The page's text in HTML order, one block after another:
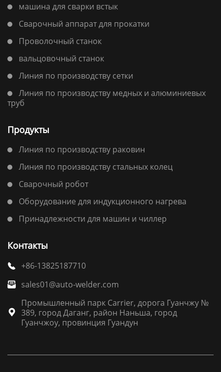
машина для сварки встык
Сварочный аппарат для прокатки
Проволочный станок
вальцовочный станок
Линия по производству сетки
Линия по производству медных и алюминиевых
труб
Продукты
Линия по производству раковин
Линия по производству стальных колец
Сварочный робот
Оборудование для индукционного нагрева
Принадлежности для машин и чиллер
Контакты
 +86-13825187710
 sales01@auto-welder.com

Промышленный парк Carrier, дорога Гуанчжу №
389, город Даганг, район Наньша, город
Гуанчжоу, провинция Гуандун